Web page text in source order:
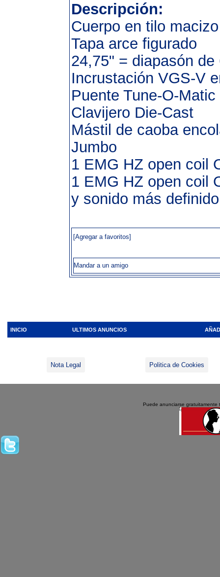
Descripción:
Cuerpo en tilo macizo
Tapa arce figurado
24,75" = diapasón
Incrustación VGS-V
Puente Tune-O-Matic
Clavijero Die-Cast
Mástil de caoba
Jumbo
1 EMG HZ open coil
1 EMG HZ open coil
y sonido más
[Agregar a favoritos]
Mandar a un amigo
INICIO ULTIMOS ANUNCIOS
Nota Legal Politica de Cookies
Puede anunciarse